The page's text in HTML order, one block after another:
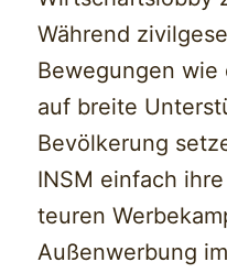
Während
Bewegungen wie
auf breite
Bevölkerung
INSM einfach
teuren
Außenwerbung